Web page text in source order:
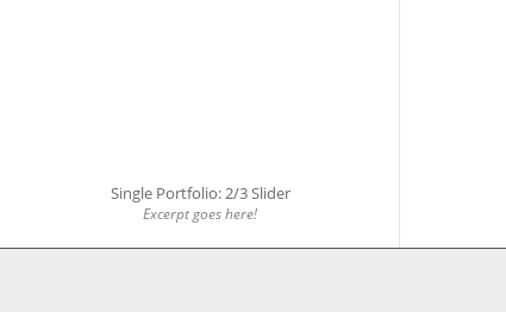
Single Portfolio: 2/3 Slider
Excerpt goes here!